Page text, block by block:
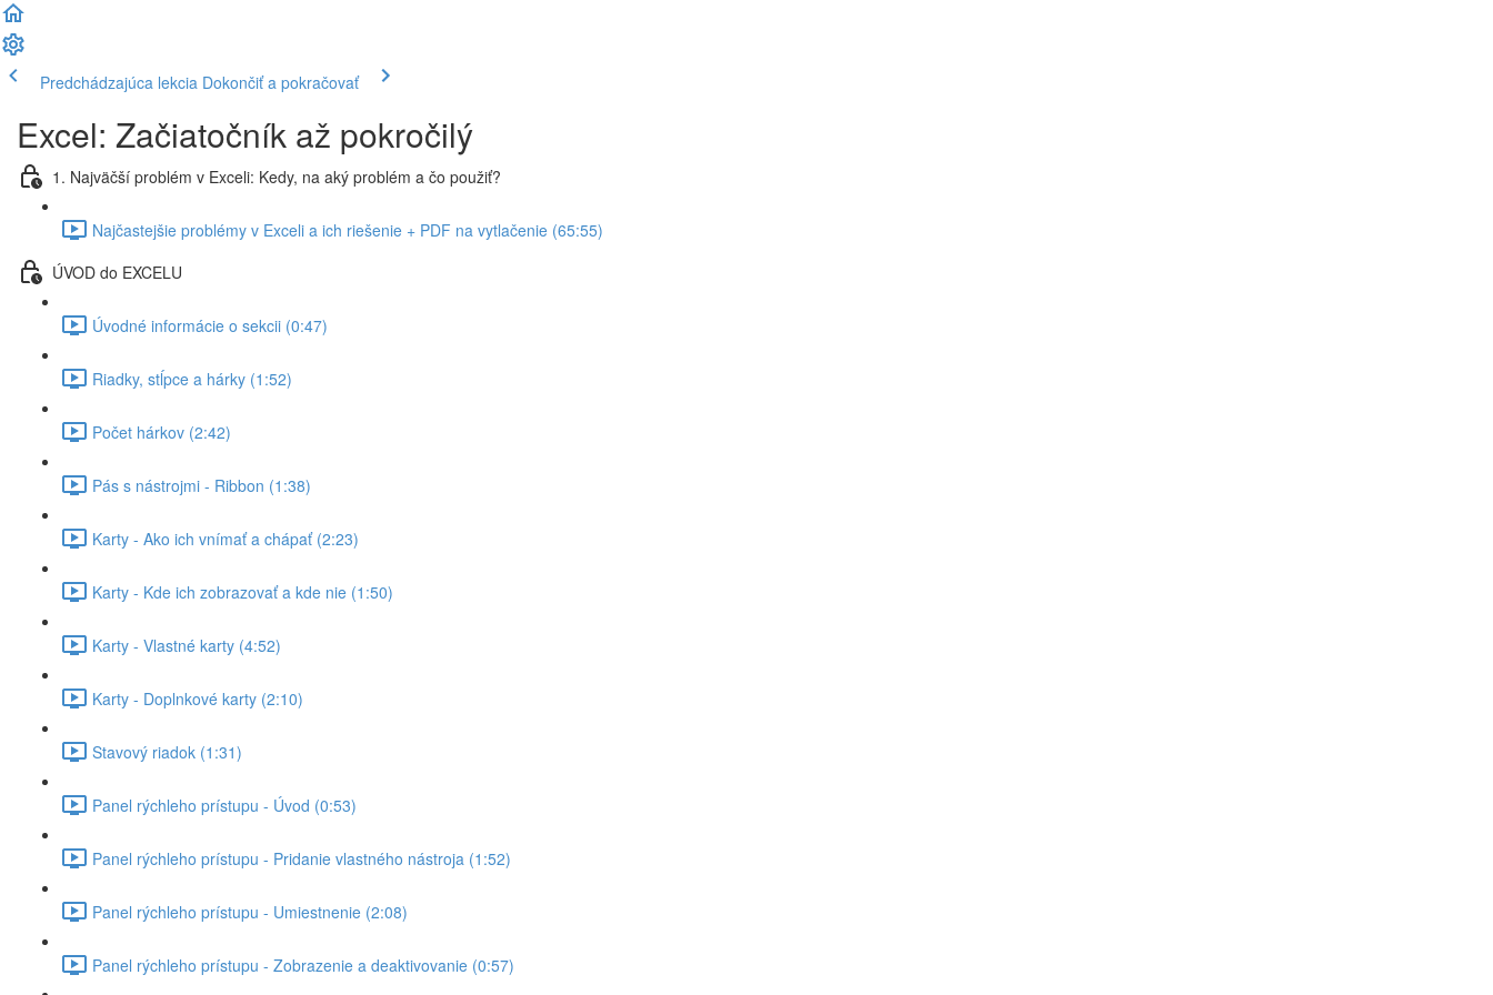
Predchádzajúca lekcia Dokončiť a pokračovať
Excel: Začiatočník až pokročilý
1. Najväčší problém v Exceli: Kedy, na aký problém a čo použiť?
Najčastejšie problémy v Exceli a ich riešenie + PDF na vytlačenie (65:55)
ÚVOD do EXCELU
Úvodné informácie o sekcii (0:47)
Riadky, stĺpce a hárky (1:52)
Počet hárkov (2:42)
Pás s nástrojmi - Ribbon (1:38)
Karty - Ako ich vnímať a chápať (2:23)
Karty - Kde ich zobrazovať a kde nie (1:50)
Karty - Vlastné karty (4:52)
Karty - Doplnkové karty (2:10)
Stavový riadok (1:31)
Panel rýchleho prístupu - Úvod (0:53)
Panel rýchleho prístupu - Pridanie vlastného nástroja (1:52)
Panel rýchleho prístupu - Umiestnenie (2:08)
Panel rýchleho prístupu - Zobrazenie a deaktivovanie (0:57)